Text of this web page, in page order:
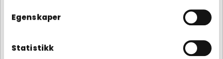
Egenskaper
Statistikk